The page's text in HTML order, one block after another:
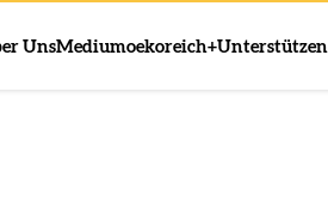
UnsMediumoekoreich+Unterstützen